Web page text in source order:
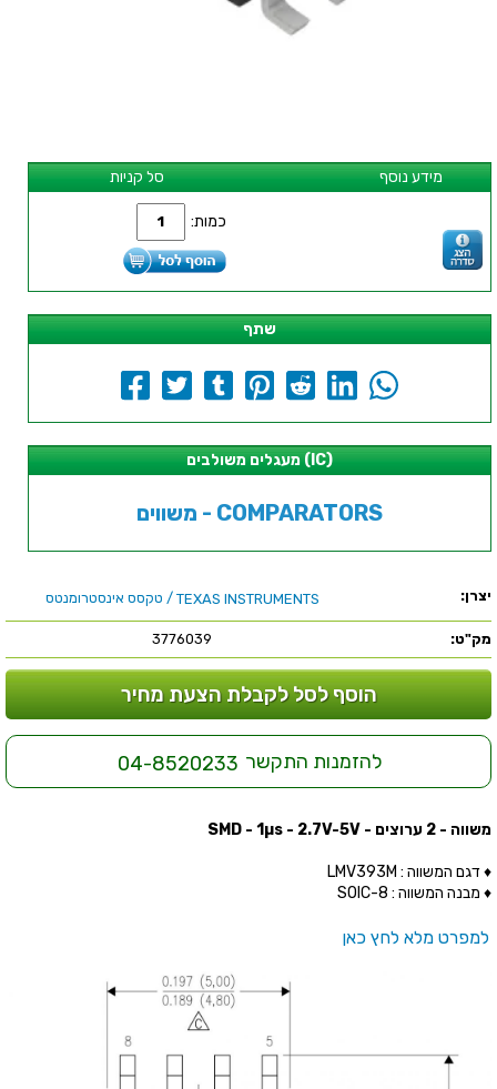
סל קניות מידע נוסף
כמות:
שתף
מעגלים משולבים (IC)
משווים - COMPARATORS
יצרן: TEXAS INSTRUMENTS / טקסס אינסטרומנטס
מק"ט: 3776039
הוסף לסל לקבלת הצעת מחיר
להזמנות התקשר 04-8520233
משווה - 2 ערוצים - SMD - 1µs - 2.7V-5V
♦ דגם המשווה : LMV393M
♦ מבנה המשווה : SOIC-8
למפרט מלא לחץ כאן